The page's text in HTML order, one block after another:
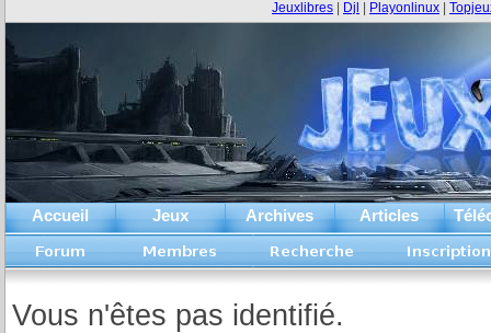
Accueil Jeux Archives Articles
Jeuxlibres Djl Playonlinux
Vous n'êtes pas identifié.